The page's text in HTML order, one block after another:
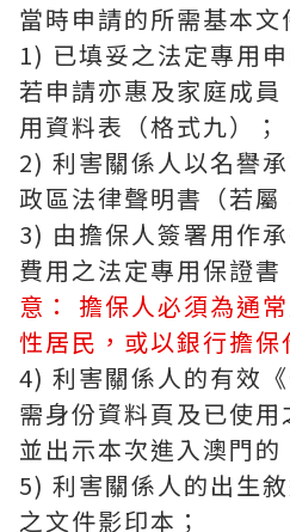
當時申請的所需基本文
1) 已填妥之法定專用
若申請亦惠及家庭成
用資料表（格式九）；
2) 利害關係人以名譽
政區法律聲明書（若屬
3) 由擔保人簽署用作
費用之法定專用保證書
意： 擔保人必須為通
性居民，或以銀行擔保
4) 利害關係人的有效
需身份資料頁及已使用
並出示本次進入澳門的
5) 利害關係人的出生
之文件影印本；